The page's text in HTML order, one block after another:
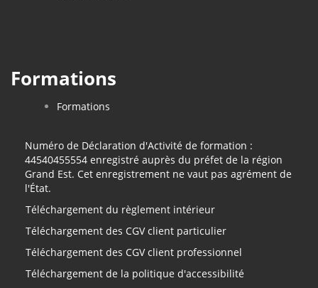
Formations
Formations
Numéro de Déclaration d'Activité de formation :
44540455554 enregistré auprès du préfet de la région
Grand Est. Cet enregistrement ne vaut pas agrément de
l'État.
Téléchargement du règlement intérieur
Téléchargement des CGV client particulier
Téléchargement des CGV client professionnel
Téléchargement de la politique d'accessibilité